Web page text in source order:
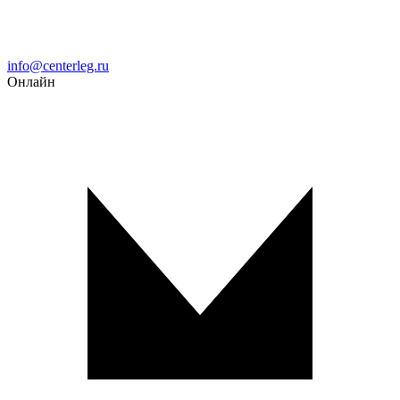
Email
info@centerleg.ru
Онлайн